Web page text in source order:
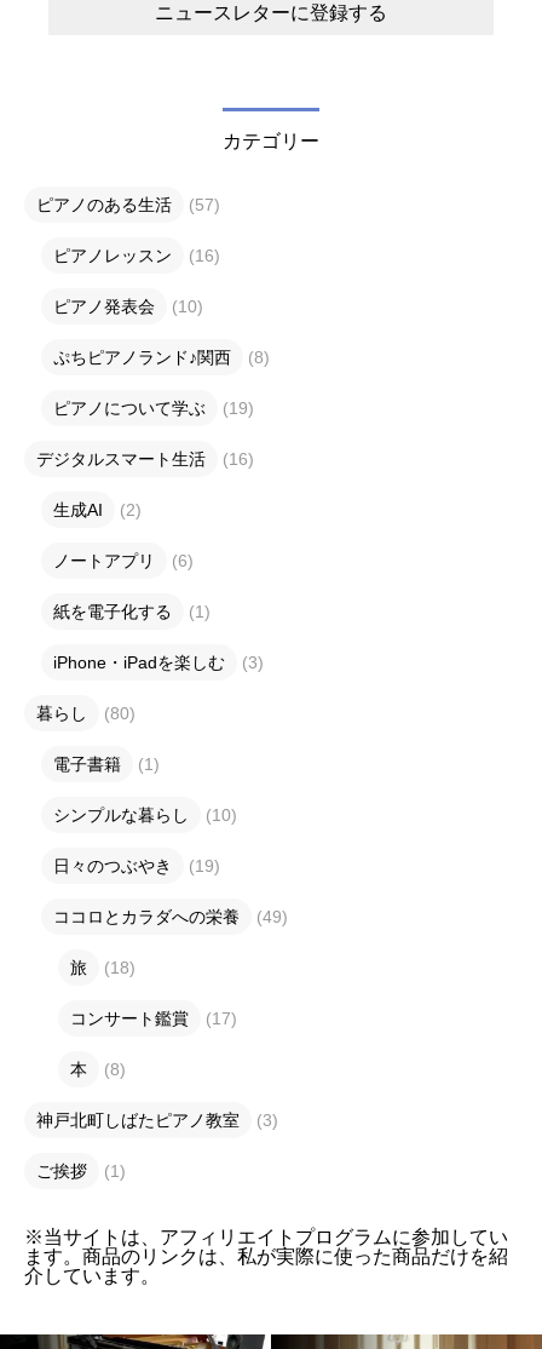
カテゴリー
ピアノのある生活 (57)
ピアノレッスン (16)
ピアノ発表会 (10)
ぷちピアノランド♪関西 (8)
ピアノについて学ぶ (19)
デジタルスマート生活 (16)
生成AI (2)
ノートアプリ (6)
紙を電子化する (1)
iPhone・iPadを楽しむ (3)
暮らし (80)
電子書籍 (1)
シンプルな暮らし (10)
日々のつぶやき (19)
ココロとカラダへの栄養 (49)
旅 (18)
コンサート鑑賞 (17)
本 (8)
神戸北町しばたピアノ教室 (3)
ご挨拶 (1)
※当サイトは、アフィリエイトプログラムに参加してい
ます。商品のリンクは、私が実際に使った商品だけを紹
介しています。